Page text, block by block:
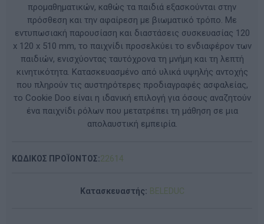
προμαθηματικών, καθώς τα παιδιά εξασκούνται στην
πρόσθεση και την αφαίρεση με βιωματικό τρόπο. Με
εντυπωσιακή παρουσίαση και διαστάσεις συσκευασίας 120
x 120 x 510 mm, το παιχνίδι προσελκύει το ενδιαφέρον των
παιδιών, ενισχύοντας ταυτόχρονα τη μνήμη και τη λεπτή
κινητικότητα. Κατασκευασμένο από υλικά υψηλής αντοχής
που πληρούν τις αυστηρότερες προδιαγραφές ασφαλείας,
το Cookie Doo είναι η ιδανική επιλογή για όσους αναζητούν
ένα παιχνίδι ρόλων που μετατρέπει τη μάθηση σε μια
απολαυστική εμπειρία.
ΚΩΔΙΚΟΣ ΠΡΟΪΟΝΤΟΣ:22614
Κατασκευαστής: BELEDUC